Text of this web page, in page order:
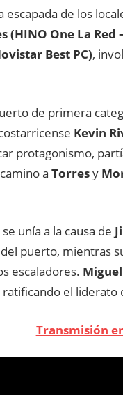
escapada de los
(HINO One La Red
Best PC),
de primera
Kevin
protagonismo,
a Torresy
se unía a la causa de
puerto, mientras
escaladores.
el liderato
Transmisión